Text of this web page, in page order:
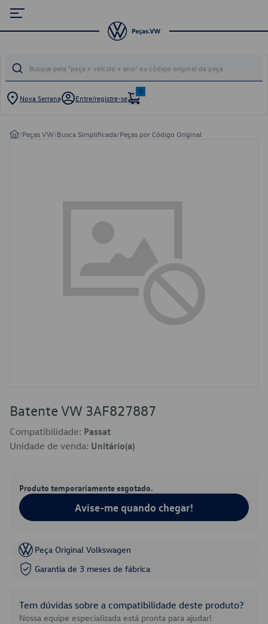
Nova Serrana Entre/registre-se
0
/Peças VW/Busca Simplificada/Peças por Código Original
Batente VW 3AF827887
Compatibilidade: Passat
Unidade de venda: Unitário(a)
Produto temporariamente esgotado.
Avise-me quando chegar!
Peça Original Volkswagen
Garantia de 3 meses de fábrica
Tem dúvidas sobre a compatibilidade deste produto?
Nossa equipe especializada está pronta para ajudar!